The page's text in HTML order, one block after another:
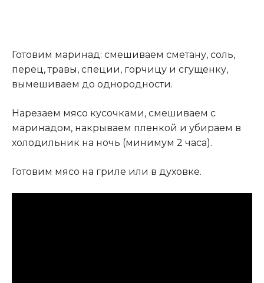
Готовим маринад: смешиваем сметану, соль,
перец, травы, специи, горчицу и сгущенку,
вымешиваем до однородности.
Нарезаем мясо кусочками, смешиваем с
маринадом, накрываем пленкой и убираем в
холодильник на ночь (минимум 2 часа).
Готовим мясо на гриле или в духовке.